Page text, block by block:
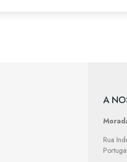
A
Rua
Portugal